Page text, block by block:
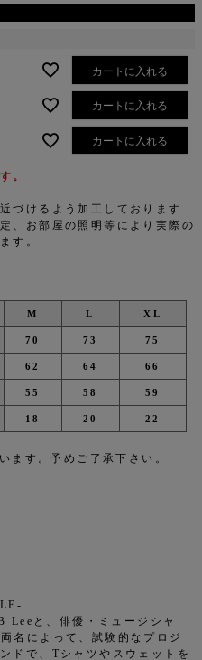
カートに入れる
カートに入れる
カートに入れる
。
づけるよう加工しております
、お部屋の照明等により実際の
す。
M L XL
70 73 75
62 64 66
55 58 59
18 20 22
ます。予めご了承下さい。
Leeと、俳優・ミュージシャ
名によって、試験的なプロジ
ドで、Tシャツやスウェットを